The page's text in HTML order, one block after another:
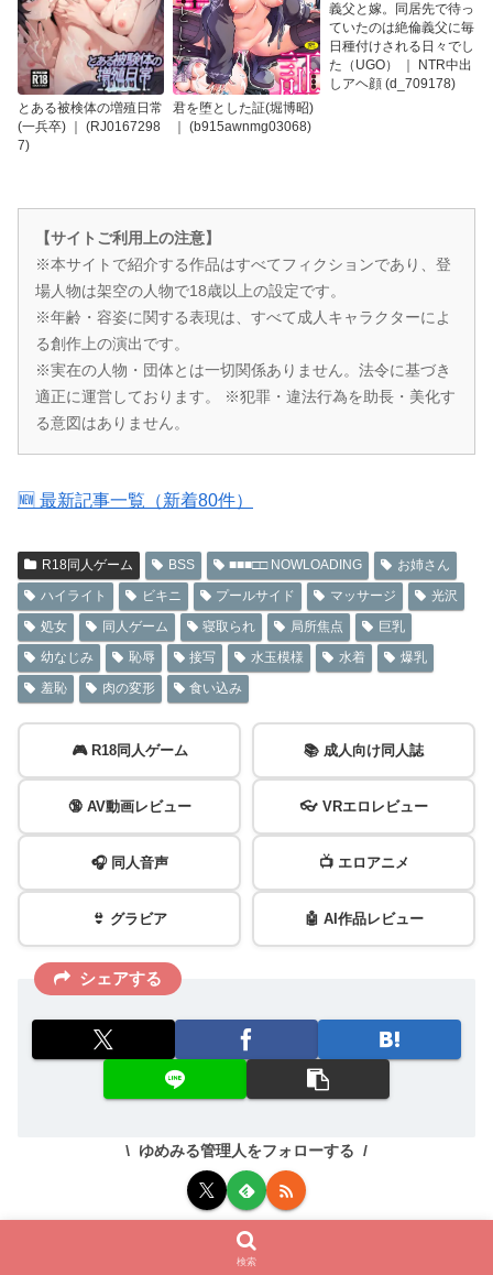
とある被検体の増殖日常
(一兵卒) ｜ (RJ0167298
7)
君を堕とした証(堀博昭)
｜ (b915awnmg03068)
義父と嫁。同居先で待っ
ていたのは絶倫義父に毎
日種付けされる日々でし
た（UGO） ｜ NTR中出
しアヘ顔 (d_709178)
【サイトご利用上の注意】
※本サイトで紹介する作品はすべてフィクションであり、登
場人物は架空の人物で18歳以上の設定です。
※年齢・容姿に関する表現は、すべて成人キャラクターによ
る創作上の演出です。
※実在の人物・団体とは一切関係ありません。法令に基づき
適正に運営しております。 ※犯罪・違法行為を助長・美化す
る意図はありません。
🆕 最新記事一覧（新着80件）
R18同人ゲーム BSS ■■■□□ NOWLOADING
お姉さん
ハイライト
ビキニ プールサイド マッサージ
光沢
処女
同人ゲーム 寝取られ 局所焦点
巨乳
幼なじみ
恥辱 接写 水玉模様 水着
爆乳
羞恥
肉の変形 食い込み
🎮 R18同人ゲーム 📚 成人向け同人誌
🔞 AV動画レビュー 👓 VRエロレビュー
🎧 同人音声 📺 エロアニメ
👙 グラビア 🤖 AI作品レビュー
シェアする
ゆめみる管理人をフォローする
検索